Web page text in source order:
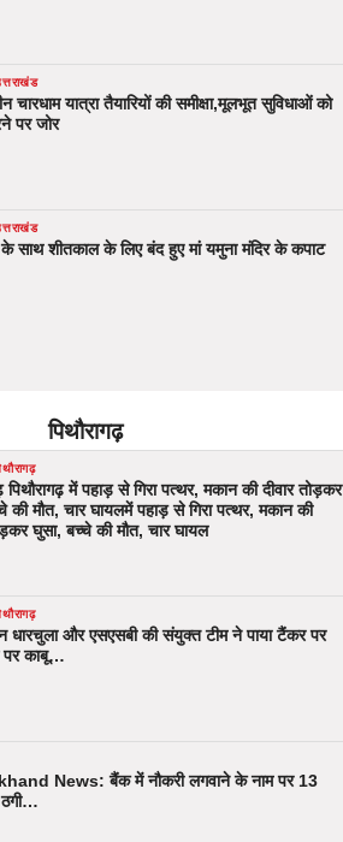
चारधाम यात्रा तैयारियों की समीक्षा,मूलभूत सुविधाओं को
पर जोर
साथ शीतकाल के लिए बंद हुए मां यमुना मंदिर के कपाट
पिथौरागढ़
पिथौरागढ़ में पहाड़ से गिरा पत्थर, मकान की दीवार तोड़कर
की मौत, चार घायलमें पहाड़ से गिरा पत्थर, मकान की
घुसा, बच्चे की मौत, चार घायल
धारचुला और एसएसबी की संयुक्त टीम ने पाया टैंकर पर
काबू…
News: बैंक में नौकरी लगवाने के नाम पर 13